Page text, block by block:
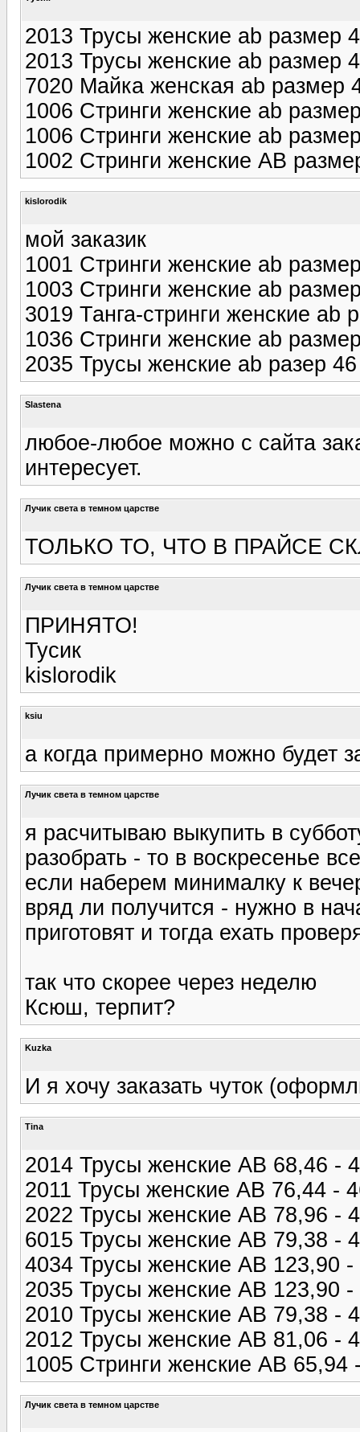
2013 Трусы женские ab размер
2013 Трусы женские ab размер
7020 Майка женская ab размер
1006 Стринги женские ab
1006 Стринги женские ab
1002 Стринги женские AB
kislorodik
мой заказик
1001 Стринги женские ab
1003 Стринги женские ab
3019 Танга-стринги женские ab
1036 Стринги женские ab
2035 Трусы женские ab разер
Slastena
любое-любое можно с сайта
интересует.
Лучик света в темном царстве
ТОЛЬКО ТО, ЧТО В ПРАЙСЕ
Лучик света в темном царстве
ПРИНЯТО!
Тусик
kislorodik
ksiu
а когда примерно можно будет
Лучик света в темном царстве
я расчитываю выкупить в
разобрать - то в воскресенье
если наберем минималку к
вряд ли получится - нужно в
приготовят и тогда ехать
так что скорее через неделю
Ксюш, терпит?
Kuzka
И я хочу заказать чуток
Tina
2014 Трусы женские AB 68,46 -
2011 Трусы женские AB 76,44 -
2022 Трусы женские AB 78,96 -
6015 Трусы женские AB 79,38 -
4034 Трусы женские AB 123,90
2035 Трусы женские AB 123,90
2010 Трусы женские AB 79,38 -
2012 Трусы женские AB 81,06 -
1005 Стринги женские AB
Лучик света в темном царстве